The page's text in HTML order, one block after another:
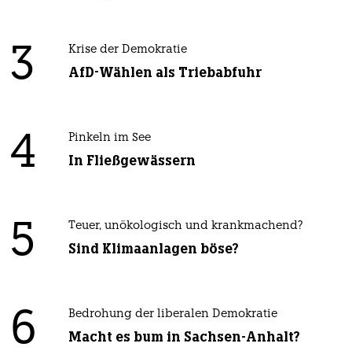
3 Krise der Demokratie
AfD-Wählen als Triebabfuhr
4 Pinkeln im See
In Fließgewässern
5 Teuer, unökologisch und krankmachend?
Sind Klimaanlagen böse?
6 Bedrohung der liberalen Demokratie
Macht es bum in Sachsen-Anhalt?